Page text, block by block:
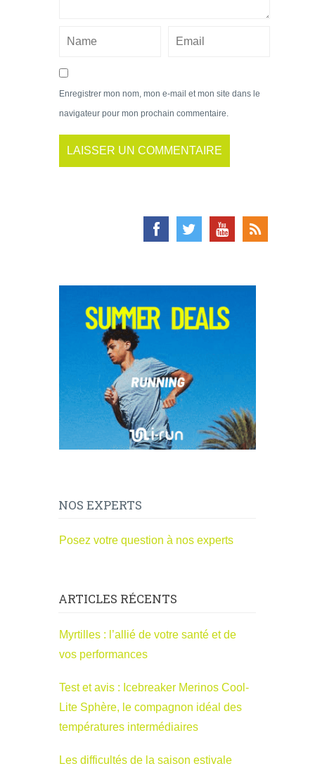
Enregistrer mon nom, mon e-mail et mon site dans le
navigateur pour mon prochain commentaire.
NOS EXPERTS
Posez votre question à nos experts
ARTICLES RÉCENTS
Myrtilles : l’allié de votre santé et de
vos performances
Test et avis : Icebreaker Merinos Cool-
Lite Sphère, le compagnon idéal des
températures intermédiaires
Les difficultés de la saison estivale